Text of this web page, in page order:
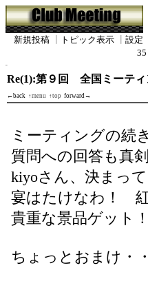
新規投稿 トピック表示 設定
35
Re(1):第９回 全国ミーテ
←back ↑menu ↑top forward→
ミーティングの続
質問への回答も真
kiyoさん、決まって
宴はたけなわ！ 紅
貴重な景品ゲット
ちょっとおまけ・・